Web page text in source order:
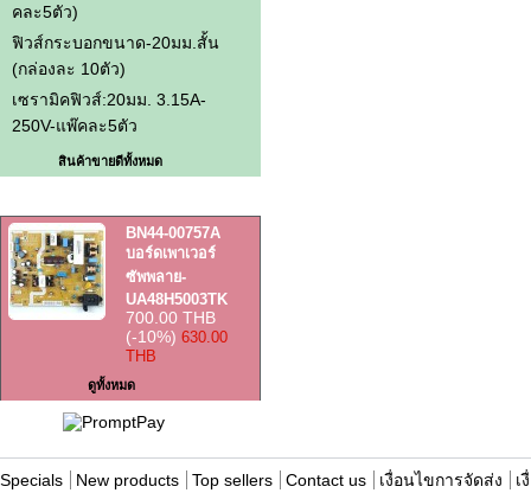
คละ5ตัว)
ฟิวส์กระบอกขนาด-20มม.สั้น
(กล่องละ 10ตัว)
เซรามิคฟิวส์:20มม. 3.15A-
250V-แพ๊คละ5ตัว
สินค้าขายดีทั้งหมด
BN44-00757A
บอร์ดเพาเวอร์
ซัพพลาย-
UA48H5003TK
700.00 THB
(-10%) 630.00
THB
ดูทั้งหมด
Specials New products Top sellers Contact us เงื่อนไขการจัดส่ง
เ